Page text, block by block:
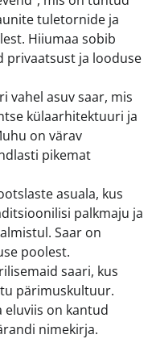
tuletornide ja
Hiiumaa sobib
privaatsust ja looduse
vahel asuv saar, mis
külaarhitektuuri ja
on värav
pikemat
asuala, kus
palkmaju ja
Saar on
poolest.
saari, kus
pärimuskultuur.
eluviis on kantud
nimekirja.